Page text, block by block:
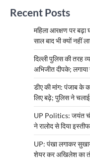
Recent Posts
महिला आरक्षण पर बढ़ा
साल बाद भी क्यों नहीं
दिल्ली पुलिस की तरह
अभिजीत दीपके;
डीए की मांग: पंजाब के
लिए बढ़े; पुलिस ने
UP Politics: जयंत
ने रालोद से दिया
UP: पंखा लगाकर
शेयर कर अखिलेश का